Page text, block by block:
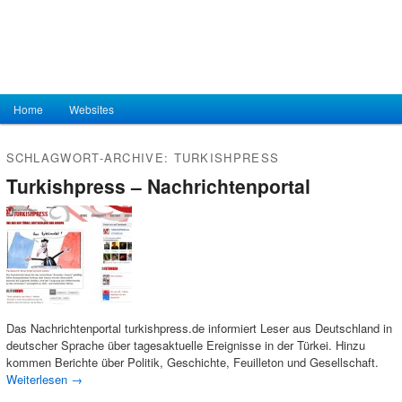
Hauptmenü
Zum Inhalt wechseln
Zum sekundären Inhalt wechseln
Home Websites
SCHLAGWORT-ARCHIVE: TURKISHPRESS
Turkishpress – Nachrichtenportal
Das Nachrichtenportal turkishpress.de informiert Leser aus Deutschland in
deutscher Sprache über tagesaktuelle Ereignisse in der Türkei. Hinzu
kommen Berichte über Politik, Geschichte, Feuilleton und Gesellschaft.
Weiterlesen →